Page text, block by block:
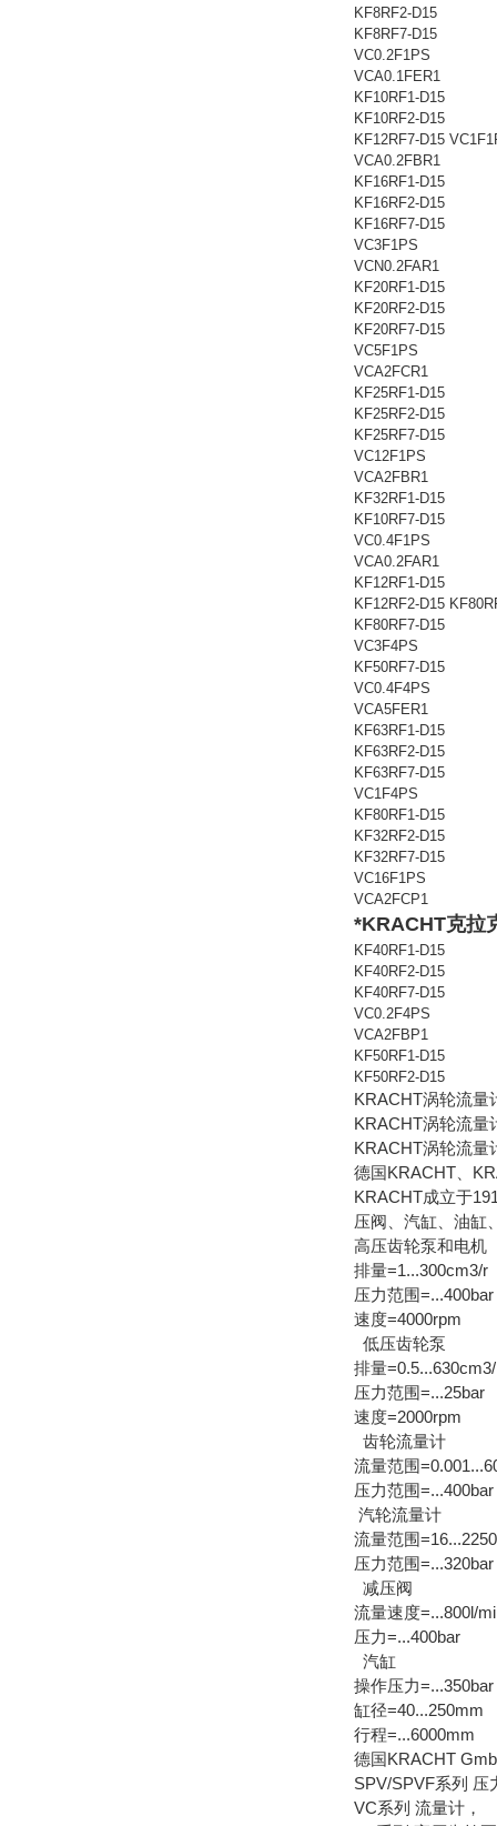
KF8RF2-D15
KF8RF7-D15
VC0.2F1PS
VCA0.1FER1
KF10RF1-D15
KF10RF2-D15
KF12RF7-D15
VCA0.2FBR1
KF16RF1-D15
KF16RF2-D15
KF16RF7-D15
VC3F1PS
VCN0.2FAR1
KF20RF1-D15
KF20RF2-D15
KF20RF7-D15
VC5F1PS
VCA2FCR1
KF25RF1-D15
KF25RF2-D15
KF25RF7-D15
VC12F1PS
VCA2FBR1
KF32RF1-D15
KF10RF7-D15
VC0.4F1PS
VCA0.2FAR1
KF12RF1-D15
KF12RF2-D15
KF80RF7-D15
VC3F4PS
KF50RF7-D15
VC0.4F4PS
VCA5FER1
KF63RF1-D15
KF63RF2-D15
KF63RF7-D15
VC1F4PS
KF80RF1-D15
KF32RF2-D15
KF32RF7-D15
VC16F1PS
VCA2FCP1
*KRACHT克拉
KF40RF1-D15
KF40RF2-D15
KF40RF7-D15
VC0.2F4PS
VCA2FBP1
KF50RF1-D15
KF50RF2-D15
KRACHT涡轮流
KRACHT涡轮流量
KRACHT涡轮流量
德国KRACHT、
KRACHT成立于
压阀、汽缸、油缸
高压齿轮泵和电机
排量=1...300cm3/r
压力范围=...400bar
速度=4000rpm
低压齿轮泵
排量
压力范围=...25bar
速度=2000rpm
齿轮流量计
流量范围
压力范围=...400bar
汽轮流量计
流量范围
压力范围=...320bar
减压阀
流量速度=...800l/
压力=...400bar
汽缸
操作压力=...350bar
缸径=40...250mm
行程=...6000mm
德国KRACHT
SPV/SPVF系列 压
VC系列 流量计，